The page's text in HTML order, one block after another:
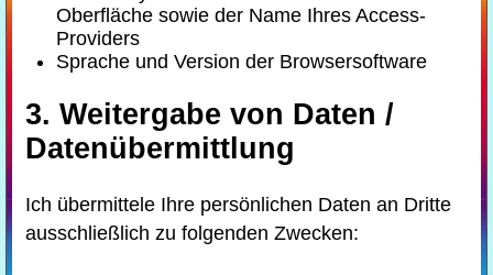
Oberfläche sowie der Name Ihres Access-
Providers
Sprache und Version der Browsersoftware
3. Weitergabe von Daten /
Datenübermittlung
Ich übermittele Ihre persönlichen Daten an Dritte
ausschließlich zu folgenden Zwecken: